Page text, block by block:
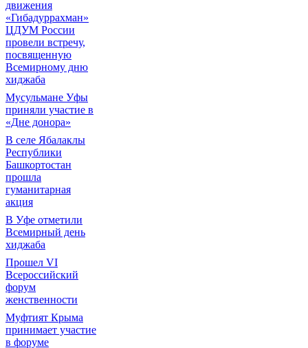
движения
«Гибадуррахман»
ЦДУМ России
провели встречу,
посвященную
Всемирному дню
хиджаба
Мусульмане Уфы
приняли участие в
«Дне донора»
В селе Ябалаклы
Республики
Башкортостан
прошла
гуманитарная
акция
В Уфе отметили
Всемирный день
хиджаба
Прошел VI
Всероссийский
форум
женственности
Муфтият Крыма
принимает участие
в форуме